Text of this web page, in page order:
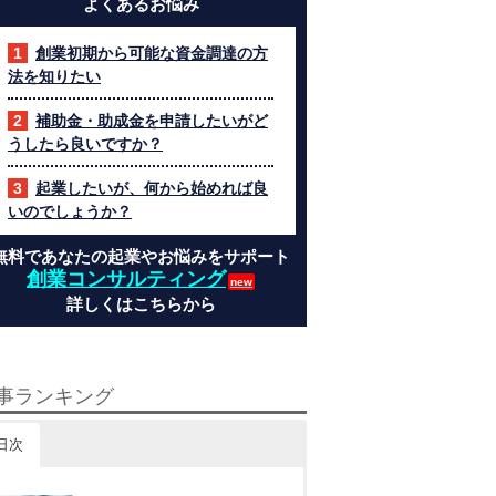
創業初期から可能な資金調達の方
法を知りたい
補助金・助成金を申請したいがど
うしたら良いですか？
起業したいが、何から始めれば良
いのでしょうか？
料であなたの起業やお悩みをサポート
創業コンサルティング
詳しくはこちらから
ランキング
次